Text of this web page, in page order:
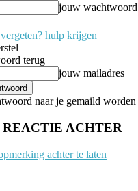
jouw wachtwoord
hulp krijgen
terug
jouw mailadres
naar je gemaild worden
ACHTER
achter te laten